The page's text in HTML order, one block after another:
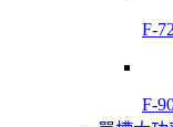
F-
F-